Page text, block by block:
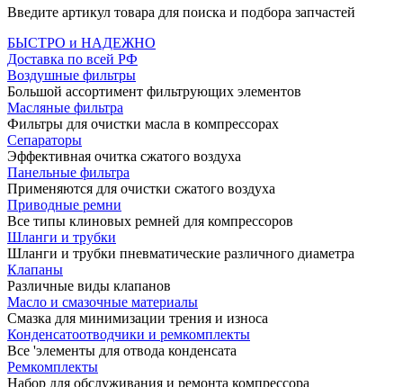
Введите артикул товара для поиска и подбора запчастей
БЫСТРО и НАДЕЖНО
Доставка по всей РФ
Воздушные фильтры
Большой ассортимент фильтрующих элементов
Масляные фильтра
Фильтры для очистки масла в компрессорах
Сепараторы
Эффективная очитка сжатого воздуха
Панельные фильтра
Применяются для очистки сжатого воздуха
Приводные ремни
Все типы клиновых ремней для компрессоров
Шланги и трубки
Шланги и трубки пневматические различного диаметра
Клапаны
Различные виды клапанов
Масло и смазочные материалы
Смазка для минимизации трения и износа
Конденсатоотводчики и ремкомплекты
Все 'элементы для отвода конденсата
Ремкомплекты
Набор для обслуживания и ремонта компрессора